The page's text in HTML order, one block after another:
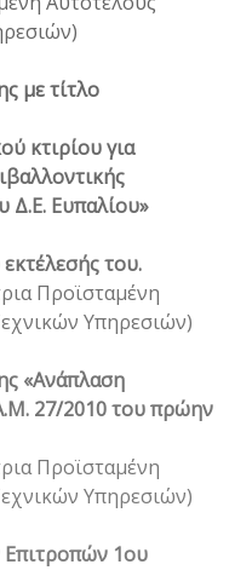
με τίτλο
κτιρίου για
Δ.Ε. Ευπαλίου»
του.
Προϊσταμένη
Υπηρεσιών)
«Ανάπλαση
27/2010 του πρώην
Προϊσταμένη
Υπηρεσιών)
1ου